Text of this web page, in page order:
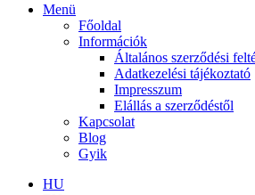
Menü
Főoldal
Információk
Általános szerződési
Adatkezelési tájékoztató
Impresszum
Elállás a szerződéstől
Kapcsolat
Blog
Gyik
HU